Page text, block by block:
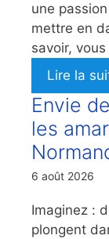
une
mettre en
savoir, vous
Lire la
Envie
les
6 août 2026
Imaginez :
plongent